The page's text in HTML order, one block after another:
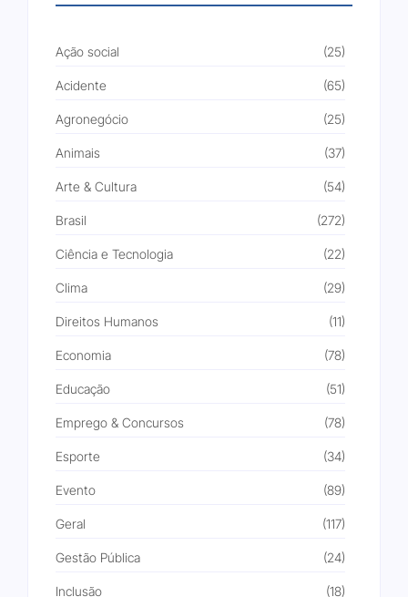
Ação social (25)
Acidente (65)
Agronegócio (25)
Animais (37)
Arte & Cultura (54)
Brasil (272)
Ciência e Tecnologia (22)
Clima (29)
Direitos Humanos (11)
Economia (78)
Educação (51)
Emprego & Concursos (78)
Esporte (34)
Evento (89)
Geral (117)
Gestão Pública (24)
Inclusão (18)